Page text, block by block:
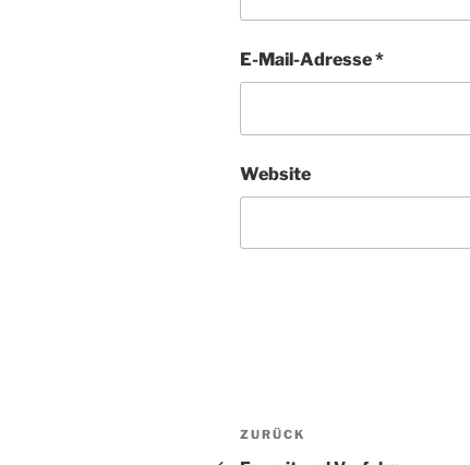
E-Mail-Adresse*
Website
Beitragsnavigation
Vorheriger
ZURÜCK